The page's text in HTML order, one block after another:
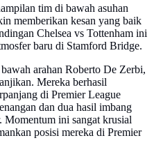
tim di bawah asuhan
memberikan kesan yang baik
Chelsea vs Tottenham ini
baru di Stamford Bridge.
arahan Roberto De Zerbi,
Mereka berhasil
di Premier League
dan dua hasil imbang
Momentum ini sangat krusial
posisi mereka di Premier